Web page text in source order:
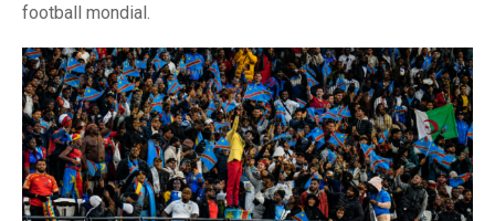
football mondial.